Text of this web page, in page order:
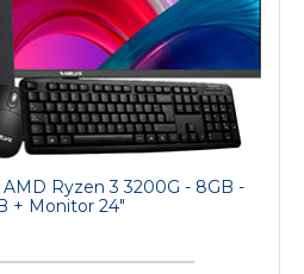
Ryzen 3 3200G - 8GB -
+ Monitor 24"